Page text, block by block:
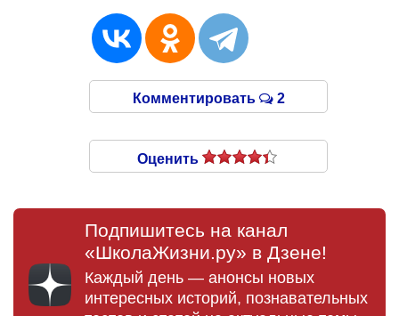
Комментировать 2
Оценить
Подпишитесь на канал
«ШколаЖизни.ру» в Дзене!
Каждый день — анонсы новых
интересных историй, познавательных